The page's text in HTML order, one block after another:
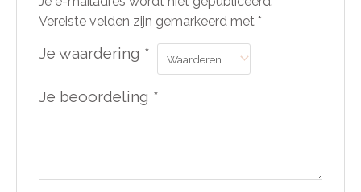
Vereiste velden zijn gemarkeerd met *
Je waardering *
Je beoordeling *